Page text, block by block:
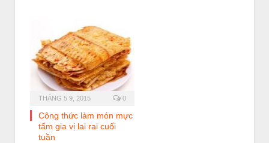
THÁNG 5 9, 2015 0
Công thức làm món mực
tẩm gia vị lai rai cuối
tuần